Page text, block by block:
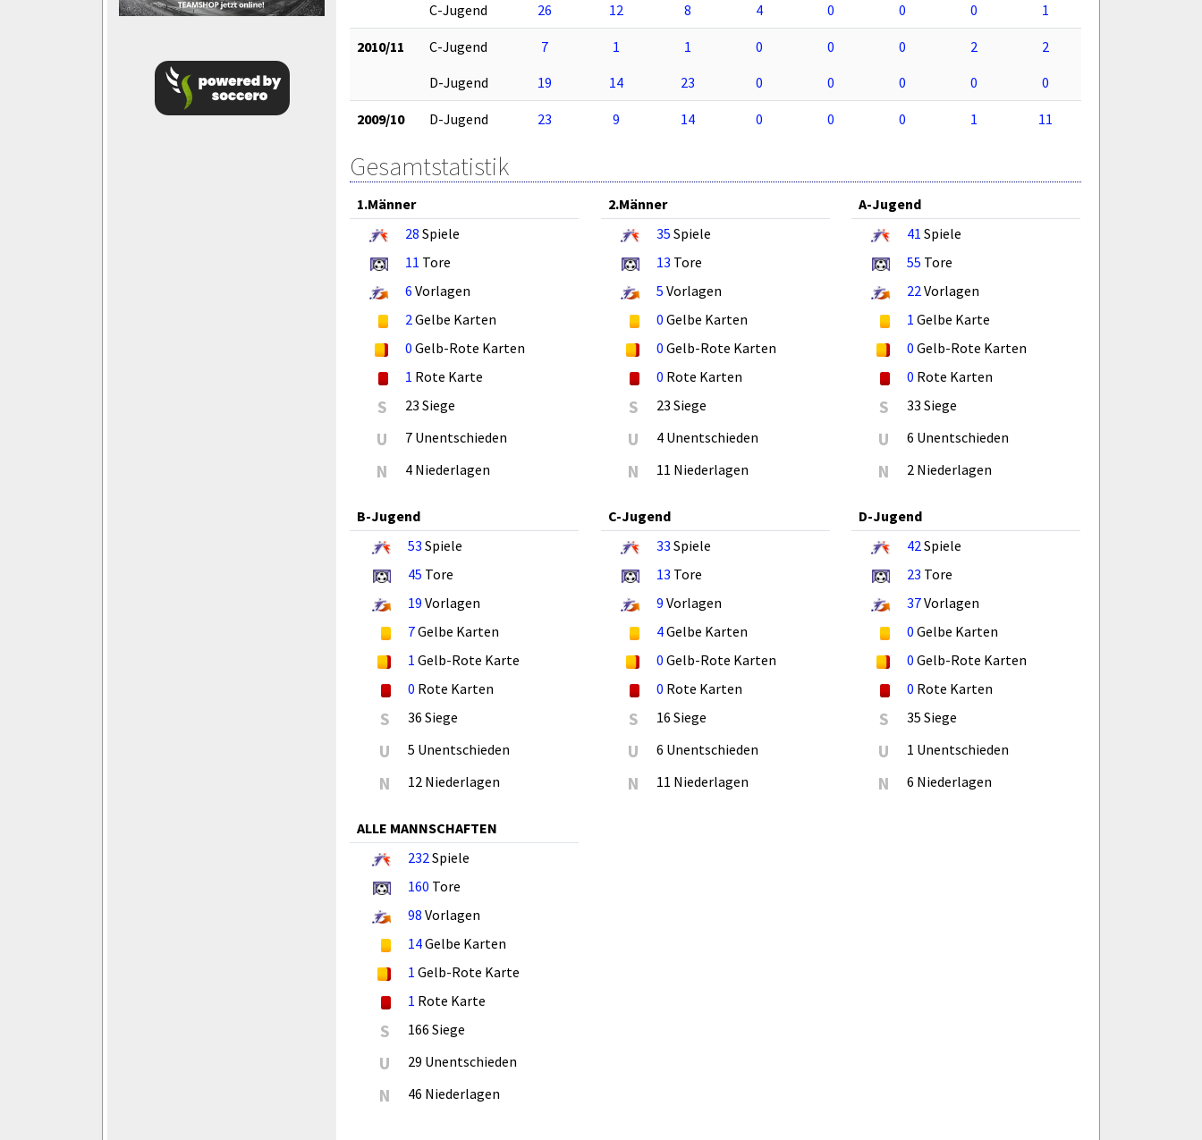
C-Jugend
26 12 8 4 0 0 0 1
2010/11 C-Jugend 7 1 1 0 0 0 2
2
D-Jugend
19 14 23 0 0 0 0 0
2009/10 D-Jugend 23 9 14 0 0 0 1 11
Gesamtstatistik
1.Männer
28 Spiele
11 Tore
6 Vorlagen
2Gelbe Karten
0 Gelb-Rote Karten
1 Rote Karte
S 23 Siege
U 7 Unentschieden
N 4 Niederlagen
2.Männer
35 Spiele
13 Tore
5 Vorlagen
0 Gelbe Karten
0 Gelb-Rote Karten
0 Rote Karten
S 23 Siege
U 4 Unentschieden
N 11 Niederlagen
A-Jugend
41 Spiele
55 Tore
22Vorlagen
1 Gelbe Karte
0 Gelb-Rote Karten
0 Rote Karten
S 33 Siege
U 6 Unentschieden
N 2 Niederlagen
B-Jugend
53 Spiele
45 Tore
19 Vorlagen
7Gelbe Karten
1 Gelb-Rote Karte
0 Rote Karten
S 36 Siege
U 5 Unentschieden
N 12 Niederlagen
C-Jugend
33 Spiele
13 Tore
9 Vorlagen
4Gelbe Karten
0 Gelb-Rote Karten
0 Rote Karten
S 16 Siege
U 6 Unentschieden
N 11 Niederlagen
D-Jugend
42Spiele
23 Tore
37Vorlagen
0 Gelbe Karten
0 Gelb-Rote Karten
0 Rote Karten
S 35 Siege
U 1 Unentschieden
N 6 Niederlagen
ALLE MANNSCHAFTEN
232Spiele
160 Tore
98 Vorlagen
14Gelbe Karten
1 Gelb-Rote Karte
1 Rote Karte
S 166 Siege
U 29 Unentschieden
N 46 Niederlagen